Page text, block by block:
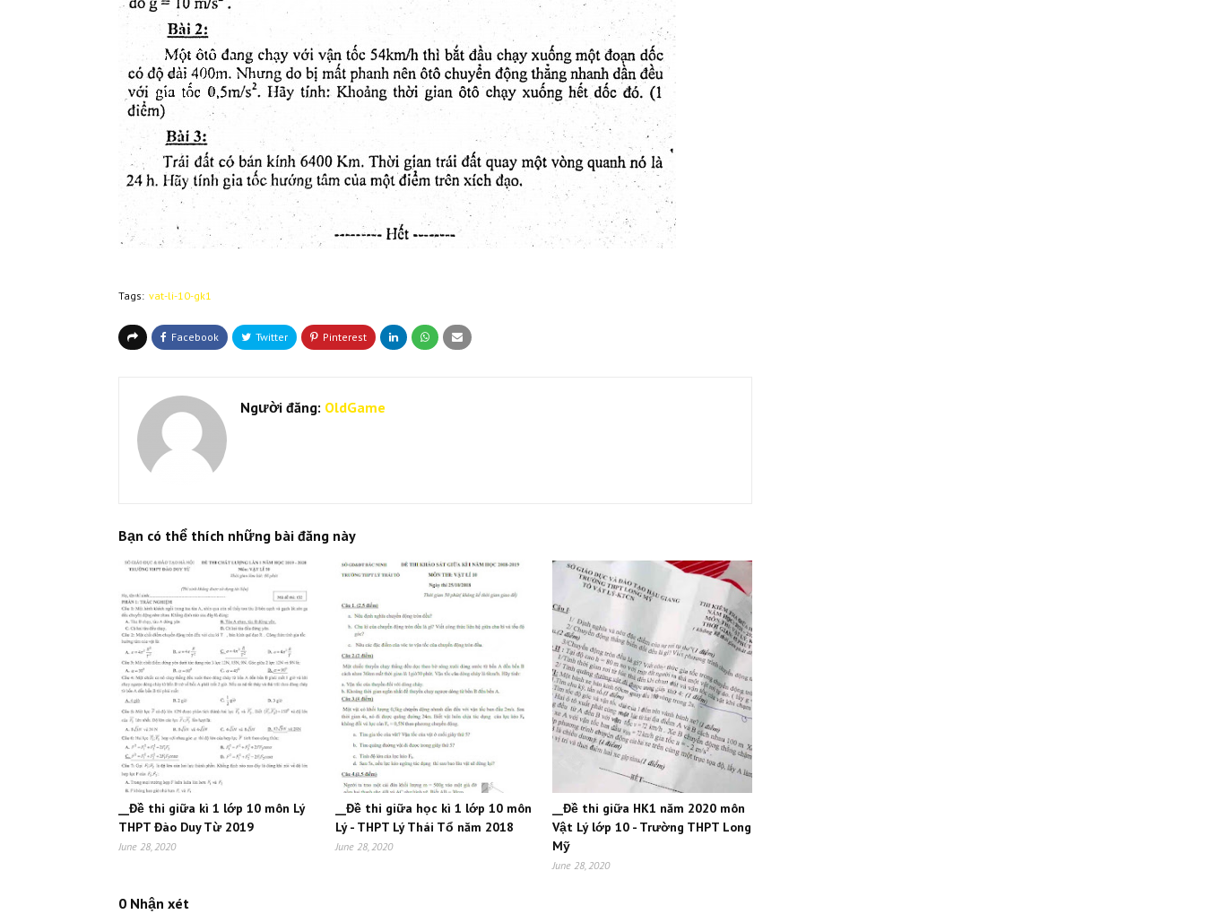
Tags: vat-li-10-gk1
Người đăng: OldGame
Bạn có thể thích những bài đăng này
__Đề thi giữa kì 1 lớp 10 môn Lý
THPT Đào Duy Từ 2019
June 28, 2020
__Đề thi giữa học kì 1 lớp 10 môn
Lý - THPT Lý Thái Tổ năm 2018
June 28, 2020
__Đề thi giữa HK1 năm 2020 môn
Vật Lý lớp 10 - Trường THPT Long
Mỹ
June 28, 2020
0 Nhận xét